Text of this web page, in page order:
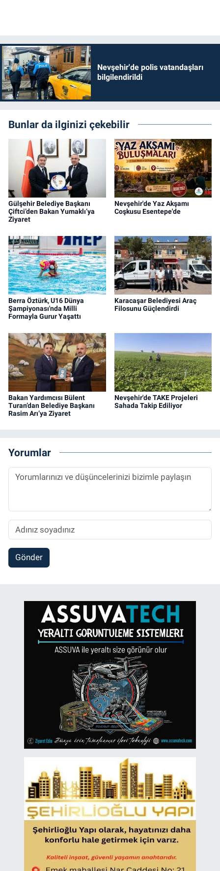
Nevşehir'de polis vatandaşları
bilgilendirildi
Bunlar da ilginizi çekebilir
Gülşehir Belediye Başkanı
Çiftci’den Bakan Yumaklı’ya
Ziyaret
Nevşehir'de Yaz Akşamı
Coşkusu Esentepe'de
Berra Öztürk, U16 Dünya
Şampiyonası'nda Milli
Formayla Gurur Yaşattı
Karacaşar Belediyesi Araç
Filosunu Güçlendirdi
Bakan Yardımcısı Bülent
Turan’dan Belediye Başkanı
Rasim Arı’ya Ziyaret
Nevşehir'de TAKE Projeleri
Sahada Takip Ediliyor
Yorumlar
Gönder